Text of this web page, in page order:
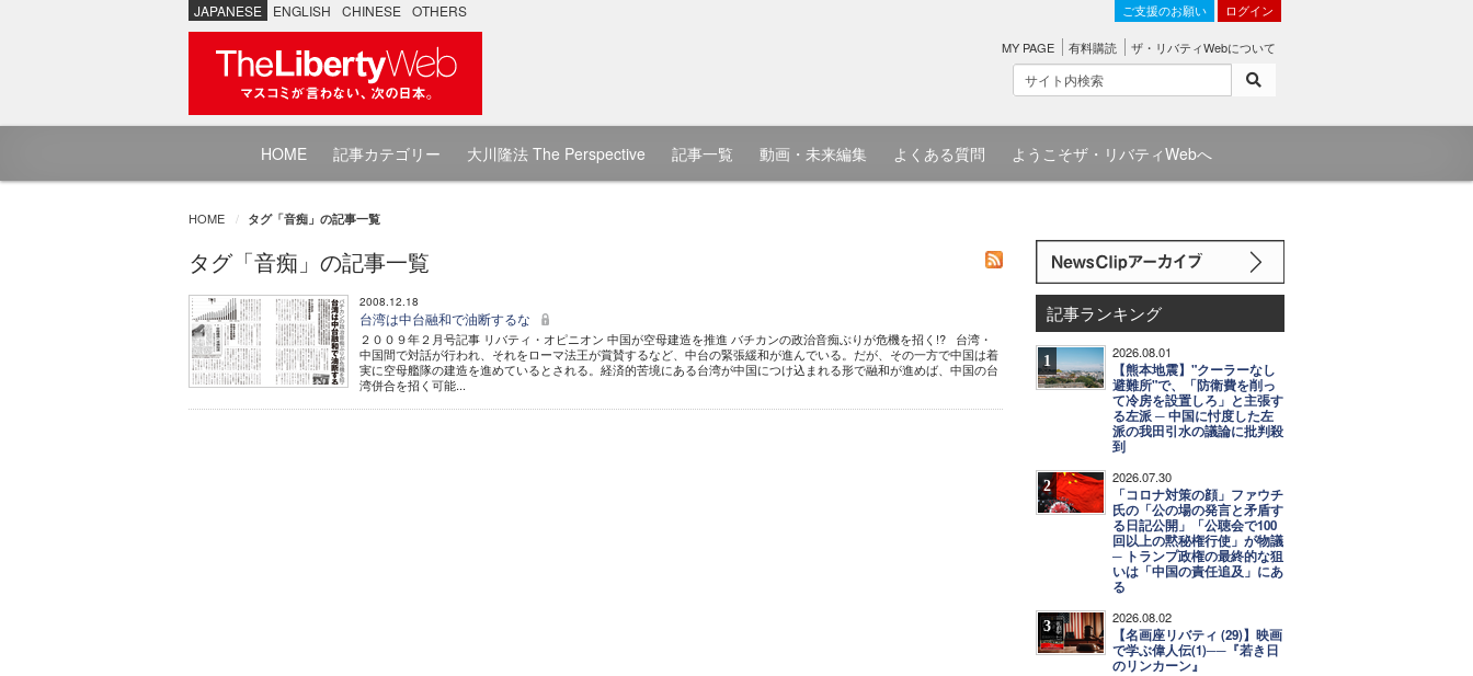
JAPANESE ENGLISH CHINESE OTHERS ご支援のお願い ログイン
MY PAGE 有料購読 ザ・リバティWebについて
HOME 記事カテゴリー 大川隆法 The Perspective 記事一覧 動画・未来編集 よくある質問 ようこそザ・リバティWebへ
HOME タグ「音痴」の記事一覧
タグ「音痴」の記事一覧
2008.12.18
台湾は中台融和で油断するな
２００９年２月号記事 リバティ・オピニオン 中国が空母建造を推進 バチカンの政治音痴ぶりが危機を招く!? 台湾・
中国間で対話が行われ、それをローマ法王が賞賛するなど、中台の緊張緩和が進んでいる。だが、その一方で中国は着
実に空母艦隊の建造を進めているとされる。経済的苦境にある台湾が中国につけ込まれる形で融和が進めば、中国の台
湾併合を招く可能...
記事ランキング
1 2026.08.01
【熊本地震】"クーラーなし
避難所"で、「防衛費を削っ
て冷房を設置しろ」と主張す
る左派 ─ 中国に忖度した左
派の我田引水の議論に批判殺
到
2 2026.07.30
「コロナ対策の顔」ファウチ
氏の「公の場の発言と矛盾す
る日記公開」「公聴会で100
回以上の黙秘権行使」が物議
─ トランプ政権の最終的な狙
いは「中国の責任追及」にあ
る
3 2026.08.02
【名画座リバティ (29)】映画
で学ぶ偉人伝(1)──『若き日
のリンカーン』